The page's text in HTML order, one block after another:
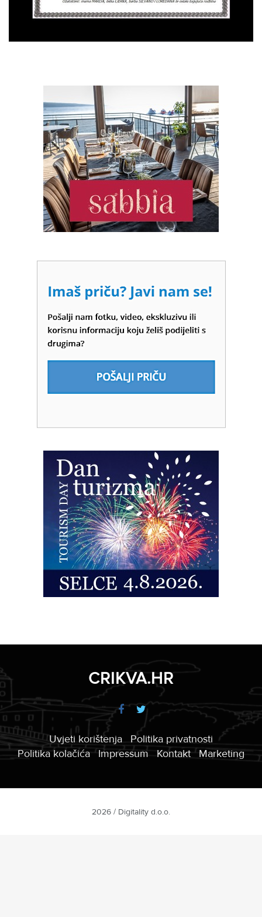
CRIKVA.HR
Uvjeti korištenja
Politika privatnosti
Politika kolačića
Impressum Kontakt Marketing
2026 / Digitality d.o.o.